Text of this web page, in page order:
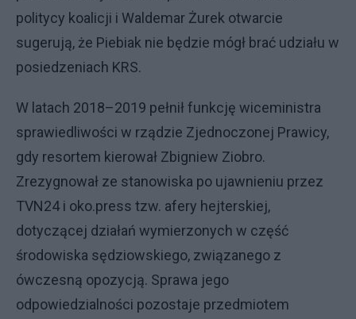
politycy koalicji i Waldemar Żurek otwarcie
sugerują, że Piebiak nie będzie mógł brać udziału w
posiedzeniach KRS.
W latach 2018–2019 pełnił funkcję wiceministra
sprawiedliwości w rządzie Zjednoczonej Prawicy,
gdy resortem kierował Zbigniew Ziobro.
Zrezygnował ze stanowiska po ujawnieniu przez
TVN24 i oko.press tzw. afery hejterskiej,
dotyczącej działań wymierzonych w część
środowiska sędziowskiego, związanego z
ówczesną opozycją. Sprawa jego
odpowiedzialności pozostaje przedmiotem